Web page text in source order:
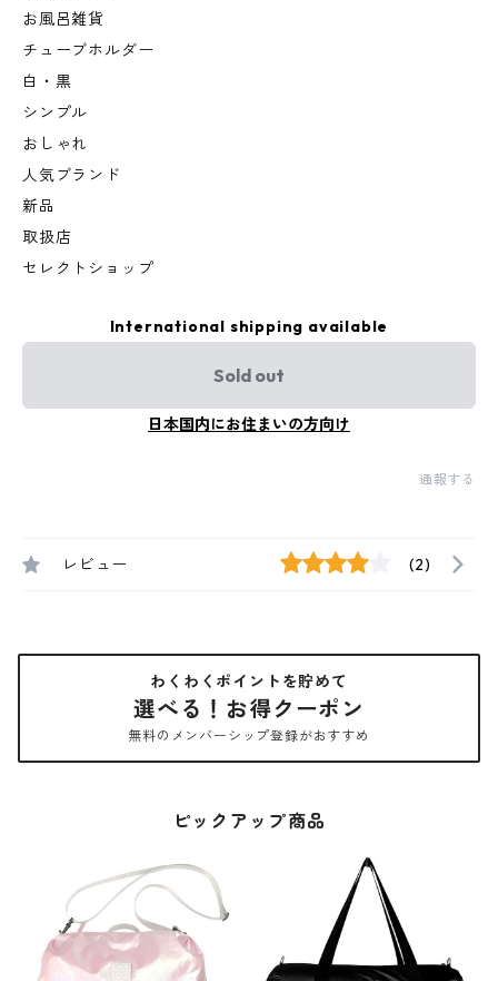
お風呂雑貨
チューブホルダー
白・黒
シンプル
おしゃれ
人気ブランド
新品
取扱店
セレクトショップ
International shipping available
Sold out
日本国内にお住まいの方向け
通報する
レビュー (2)
わくわくポイントを貯めて
選べる！お得クーポン
無料のメンバーシップ登録がおすすめ
ピックアップ商品